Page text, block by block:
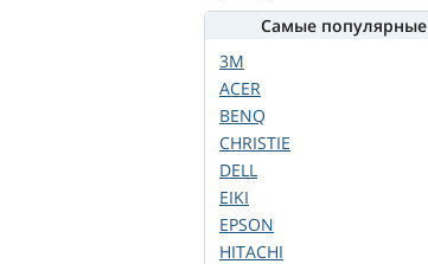
Самые популярные
3M
ACER
BENQ
CHRISTIE
DELL
EIKI
EPSON
HITACHI